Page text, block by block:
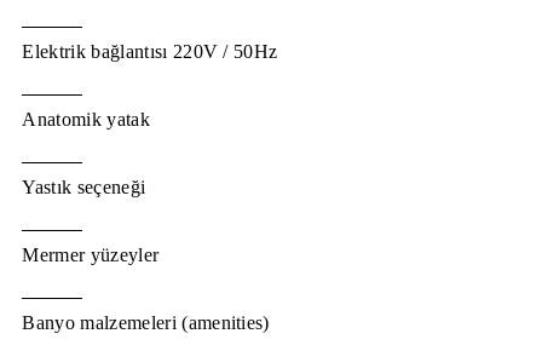
Elektrik bağlantısı 220V / 50Hz
Anatomik yatak
Yastık seçeneği
Mermer yüzeyler
Banyo malzemeleri (amenities)